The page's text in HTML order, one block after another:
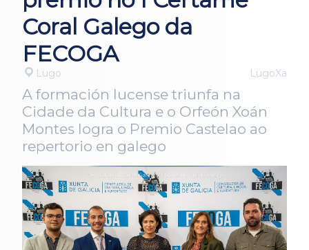
Coral Galego da
FECOGA
Lugo LugoXa
A formación lucense triunfa na
Cidade da Cultura e o Orfeón Xoán
Montes logra o Premio Castelao ao
repertorio en galego